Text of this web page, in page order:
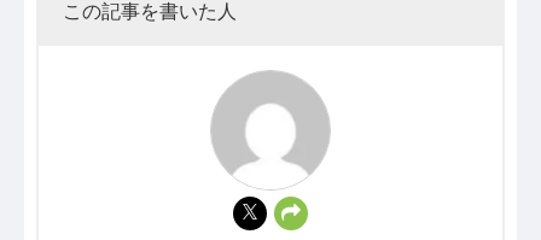
この記事を書いた人